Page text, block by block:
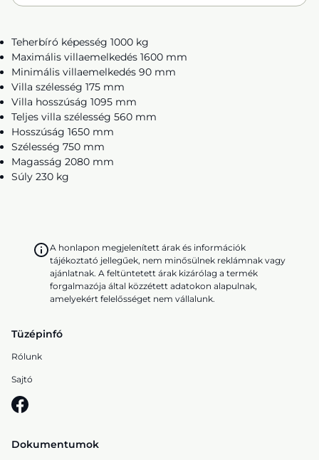
Teherbíró képesség 1000 kg
Maximális villaemelkedés 1600 mm
Minimális villaemelkedés 90 mm
Villa szélesség 175 mm
Villa hosszúság 1095 mm
Teljes villa szélesség 560 mm
Hosszúság 1650 mm
Szélesség 750 mm
Magasság 2080 mm
Súly 230 kg
A honlapon megjelenített árak és információk
tájékoztató jellegűek, nem minősülnek reklámnak vagy
ajánlatnak. A feltüntetett árak kizárólag a termék
forgalmazója által közzétett adatokon alapulnak,
amelyekért felelősséget nem vállalunk.
Tüzépinfó
Rólunk
Sajtó
Dokumentumok